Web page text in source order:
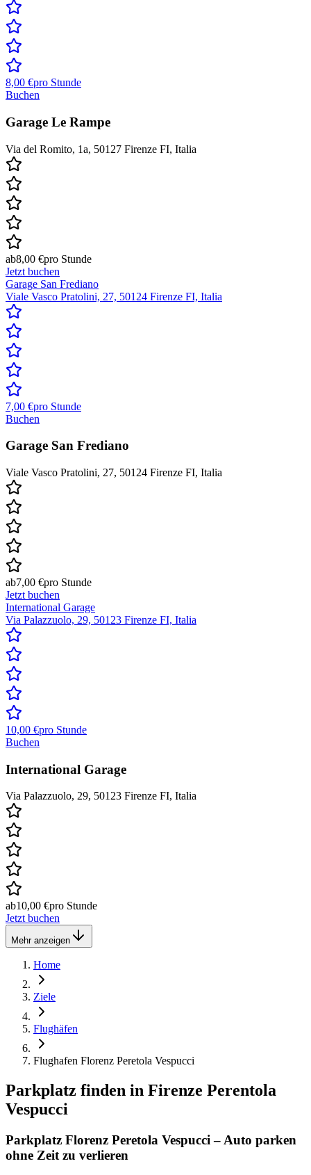
8,00 €pro Stunde
Buchen
Garage Le Rampe
Via del Romito, 1a, 50127 Firenze FI, Italia
ab8,00 €pro Stunde
Jetzt buchen
Garage San Frediano
Viale Vasco Pratolini, 27, 50124 Firenze FI, Italia
7,00 €pro Stunde
Buchen
Garage San Frediano
Viale Vasco Pratolini, 27, 50124 Firenze FI, Italia
ab7,00 €pro Stunde
Jetzt buchen
International Garage
Via Palazzuolo, 29, 50123 Firenze FI, Italia
10,00 €pro Stunde
Buchen
International Garage
Via Palazzuolo, 29, 50123 Firenze FI, Italia
ab10,00 €pro Stunde
Jetzt buchen
Mehr anzeigen
Home
Ziele
Flughäfen
Flughafen Florenz Peretola Vespucci
Parkplatz finden in Firenze Perentola
Vespucci
Parkplatz Florenz Peretola Vespucci – Auto parken
ohne Zeit zu verlieren